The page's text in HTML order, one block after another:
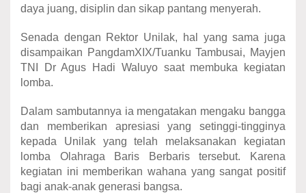
daya juang, disiplin dan sikap pantang menyerah.
Senada dengan Rektor Unilak, hal yang sama juga
disampaikan PangdamXIX/Tuanku Tambusai, Mayjen
TNI Dr Agus Hadi Waluyo saat membuka kegiatan
lomba.
Dalam sambutannya ia mengatakan mengaku bangga
dan memberikan apresiasi yang setinggi-tingginya
kepada Unilak yang telah melaksanakan kegiatan
lomba Olahraga Baris Berbaris tersebut. Karena
kegiatan ini memberikan wahana yang sangat positif
bagi anak-anak generasi bangsa.